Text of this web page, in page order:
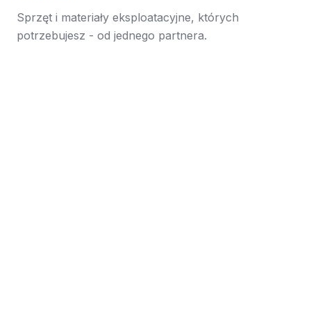
Sprzęt i materiały eksploatacyjne, których
potrzebujesz - od jednego partnera.